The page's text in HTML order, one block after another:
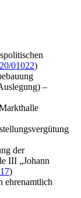
01022)
–
der
III „Johann
)
ehrenamtlich